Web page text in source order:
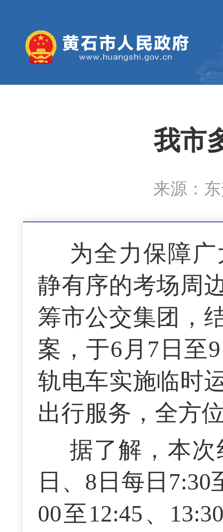
我市
来源：
为全力保障
静有序的考场周
筹市公交集团，
案，于6月7日至
轨电车实施临时
出行服务，全方
据了解，本
日、8日每日7:30
00至12:45、